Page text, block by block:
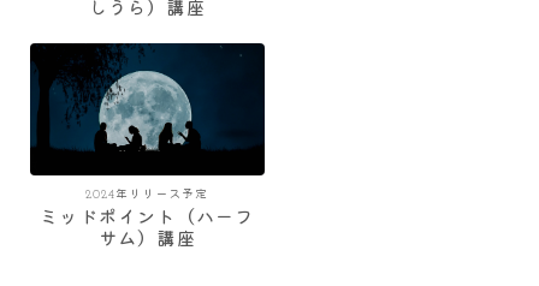
しうら）講座
2024年リリース予定
ミッドポイント（ハーフ
サム）講座